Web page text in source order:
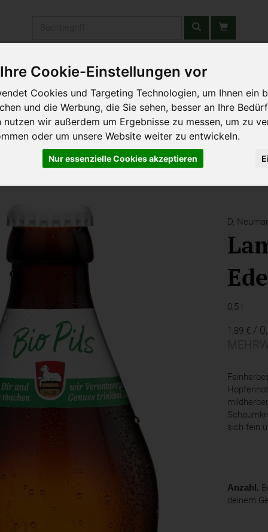
Cookie-Einstellungen vor
Cookies und Targeting Technologien, um Ihnen ein
und die Werbung, die Sie sehen, besser an Ihre
nutzen wir außerdem um Ergebnisse zu messen, um zu
oder um unsere Website weiter zu entwickeln.
Nur essenzielle Cookies akzeptieren
& Schulen Liefergebiet Wochenmarkt
D,
0,5 l
1,89 € /
sich fein
Anzahl.
deinem